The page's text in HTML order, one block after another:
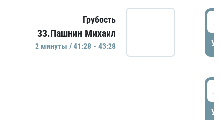
Грубость
33.Пашнин Михаил
2 минуты / 41:28 - 43:28